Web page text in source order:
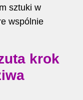
sztuki w
wspólnie
krok